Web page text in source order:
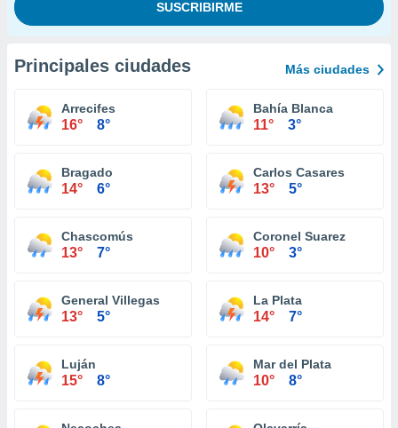
Principales ciudades Más ciudades
Arrecifes
16° 8°
Bahía Blanca
11° 3°
Bragado
14° 6°
Carlos Casares
13° 5°
Chascomús
13° 7°
Coronel Suarez
10° 3°
General Villegas
13° 5°
La Plata
14° 7°
Luján
15° 8°
Mar del Plata
10° 8°